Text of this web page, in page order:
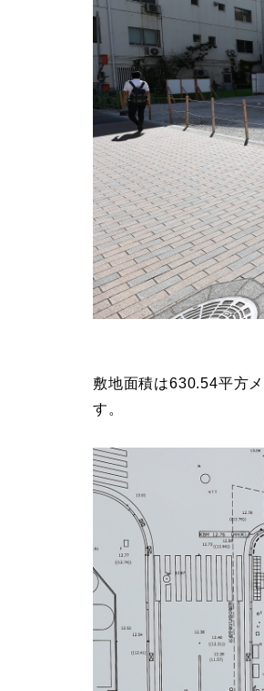
敷地面積は630.54平方
す。